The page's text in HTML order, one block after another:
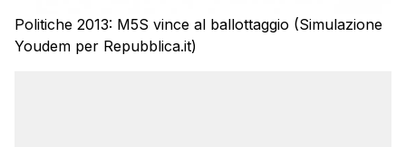
Politiche 2013: M5S vince al ballottaggio (Simulazione
Youdem per Repubblica.it)